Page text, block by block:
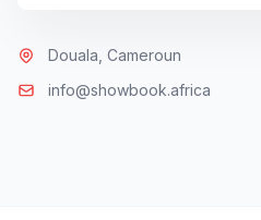
Douala, Cameroun
info@showbook.africa